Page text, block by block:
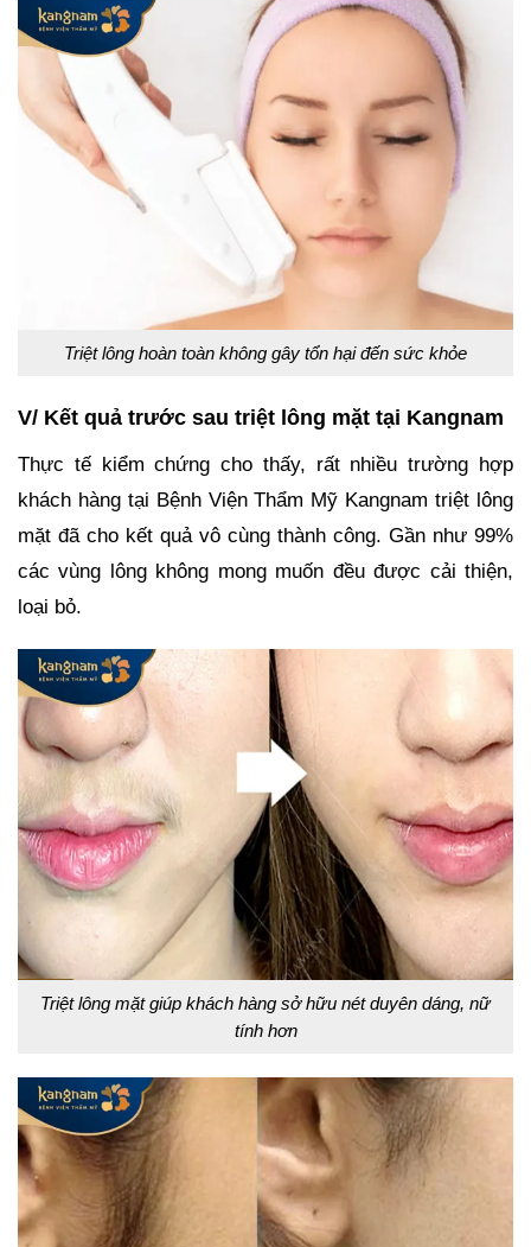
Triệt lông hoàn toàn không gây tổn hại đến sức khỏe
V/ Kết quả trước sau triệt lông mặt tại Kangnam
Thực tế kiểm chứng cho thấy, rất nhiều trường hợp
khách hàng tại Bệnh Viện Thẩm Mỹ Kangnam triệt lông
mặt đã cho kết quả vô cùng thành công. Gần như 99%
các vùng lông không mong muốn đều được cải thiện,
loại bỏ.
Triệt lông mặt giúp khách hàng sở hữu nét duyên dáng, nữ
tính hơn